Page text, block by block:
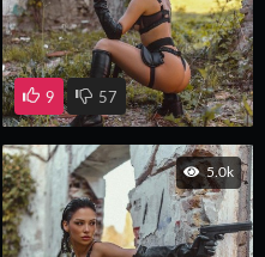
9 57
5.0k